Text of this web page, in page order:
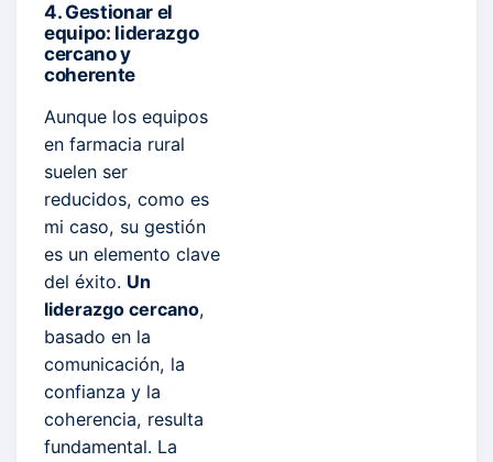
4. Gestionar el
equipo: liderazgo
cercano y
coherente
Aunque los equipos
en farmacia rural
suelen ser
reducidos, como es
mi caso, su gestión
es un elemento clave
del éxito. Un
liderazgo cercano,
basado en la
comunicación, la
confianza y la
coherencia, resulta
fundamental. La